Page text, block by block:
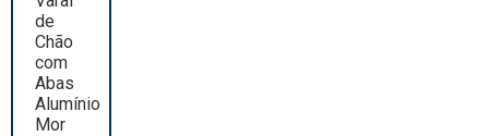
de
Chão
com
Abas
Alumínio
Mor